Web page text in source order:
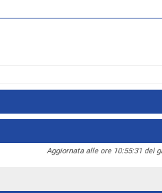
Aggiornata alle ore 10:55:31 del